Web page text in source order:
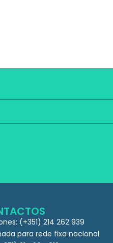
(+351) 214 262 939
para rede fixa nacional